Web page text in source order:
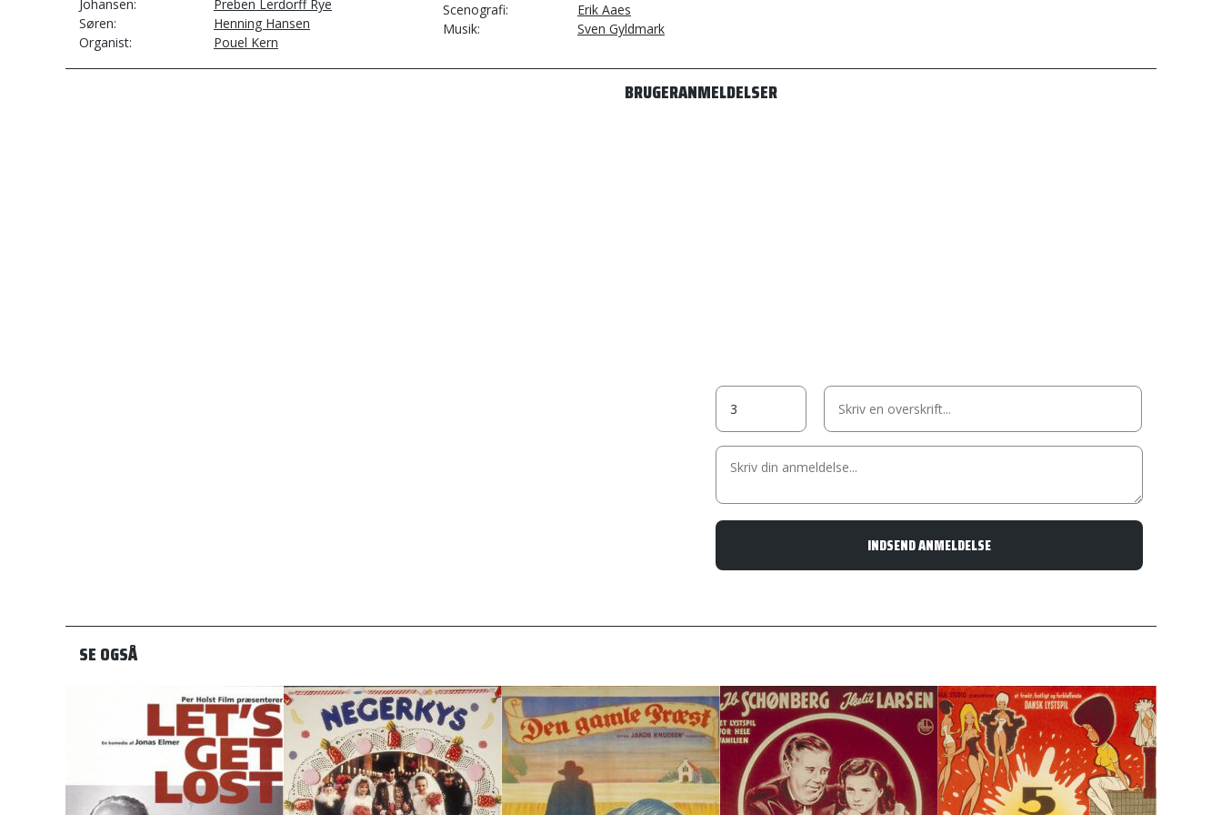
Johansen
Preben Lerdorff Rye
Søren
Henning Hansen
Organist
Pouel Kern
Scenografi
Erik Aaes
Musik
Sven Gyldmark
BRUGERANMELDELSER
SE OGSÅ